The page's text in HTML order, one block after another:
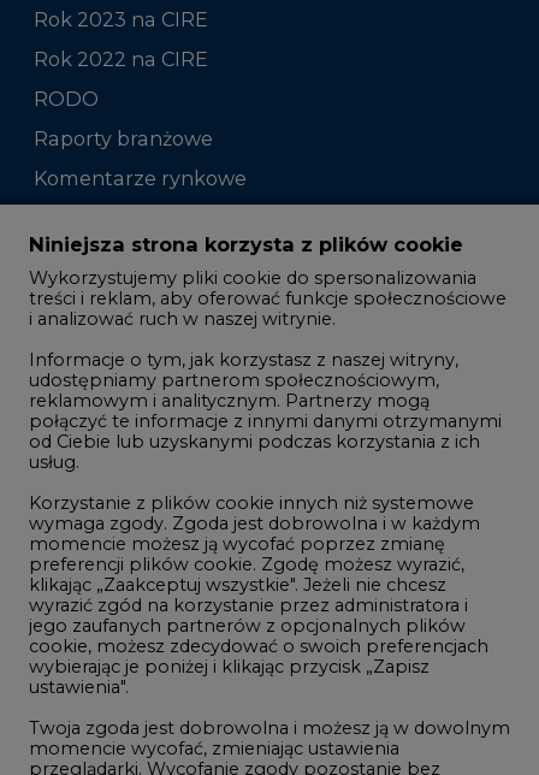
Rok 2023 na CIRE
Rok 2022 na CIRE
RODO
Raporty branżowe
Komentarze rynkowe
Zmiany kadrowe na rynku
Studio CIRE
Rozmowy o energetyce
Gospodarka
Geopolityka
LTE450
Innowacje i AI
Telekomunikacja i IT
Handel emisjami CO2
Wodór
Górnictwo
Atom
Niniejsza strona korzysta z plików cookie
Wykorzystujemy pliki cookie do spersonalizowania
treści i reklam, aby oferować funkcje społecznościowe
i analizować ruch w naszej witrynie.
Informacje o tym, jak korzystasz z naszej witryny,
udostępniamy partnerom społecznościowym,
reklamowym i analitycznym. Partnerzy mogą
połączyć te informacje z innymi danymi otrzymanymi
od Ciebie lub uzyskanymi podczas korzystania z ich
usług.
Korzystanie z plików cookie innych niż systemowe
wymaga zgody. Zgoda jest dobrowolna i w każdym
momencie możesz ją wycofać poprzez zmianę
preferencji plików cookie. Zgodę możesz wyrazić,
klikając „Zaakceptuj wszystkie". Jeżeli nie chcesz
wyrazić zgód na korzystanie przez administratora i
jego zaufanych partnerów z opcjonalnych plików
cookie, możesz zdecydować o swoich preferencjach
wybierając je poniżej i klikając przycisk „Zapisz
ustawienia".
Twoja zgoda jest dobrowolna i możesz ją w dowolnym
momencie wycofać, zmieniając ustawienia
przeglądarki. Wycofanie zgody pozostanie bez